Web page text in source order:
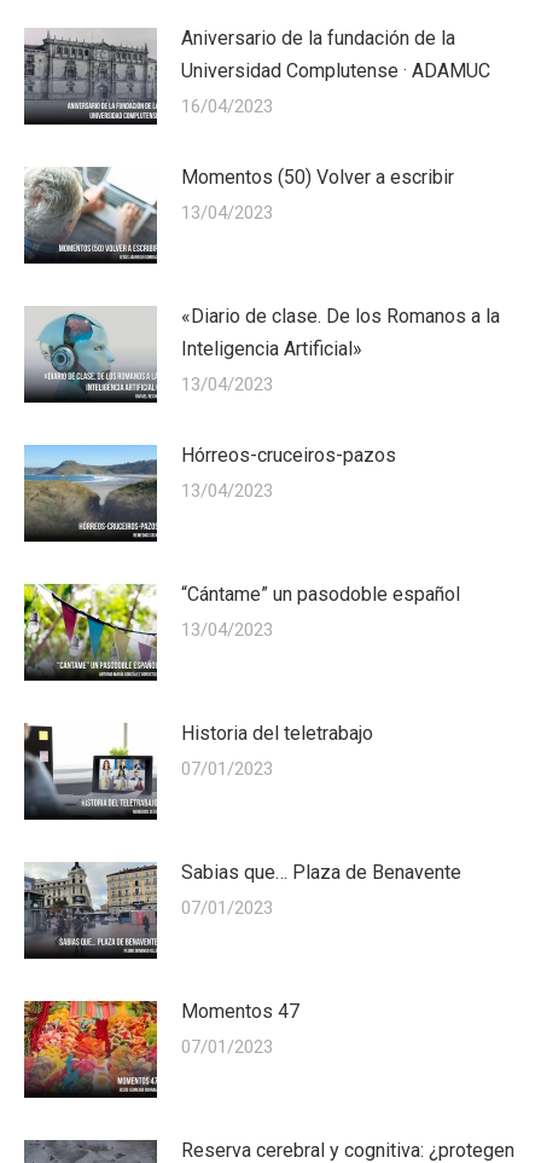
Aniversario de la fundación de la
Universidad Complutense · ADAMUC
16/04/2023
Momentos (50) Volver a escribir
13/04/2023
«Diario de clase. De los Romanos a la
Inteligencia Artificial»
13/04/2023
Hórreos-cruceiros-pazos
13/04/2023
“Cántame” un pasodoble español
13/04/2023
Historia del teletrabajo
07/01/2023
Sabias que… Plaza de Benavente
07/01/2023
Momentos 47
07/01/2023
Reserva cerebral y cognitiva: ¿protegen